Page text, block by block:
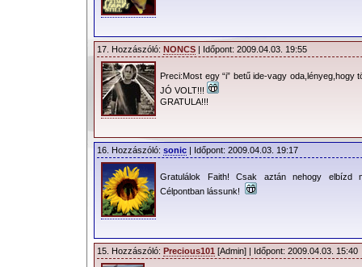
17. Hozzászóló: NONCS | Időpont: 2009.04.03. 19:55
Preci:Most egy “i” betű ide-vagy oda,lényeg,hogy
JÓ VOLT!!!
GRATULA!!!
16. Hozzászóló: sonic | Időpont: 2009.04.03. 19:17
Gratulálok Faith! Csak aztán nehogy elbízd
Célpontban lássunk!
15. Hozzászóló: Precious101 [Admin] | Időpont: 2009.04.03. 15:40